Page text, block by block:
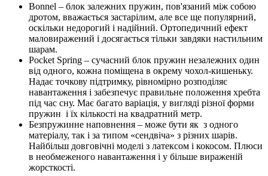
Bonnel – блок залежних пружин, пов'язаний між собою
дротом, вважається застарілим, але все ще популярний,
оскільки недорогий і надійний. Ортопедичний ефект
маловиражений і досягається тільки завдяки настильним
шарам.
Pocket Spring – сучасний блок пружин незалежних один
від одного, кожна поміщена в окрему чохол-кишеньку.
Надає точкову підтримку, рівномірно розподіляє
навантаження і забезпечує правильне положення хребта
під час сну. Має багато варіація, у вигляді різної форми
пружин і їх кількості на квадратний метр.
Безпружинне наповнення – може бути як з одного
матеріалу, так і за типом «сендвіча» з різних шарів.
Найбільш довговічні моделі з латексом і кокосом. Плюси
в необмеженого навантаження і у більше вираженій
жорсткості.